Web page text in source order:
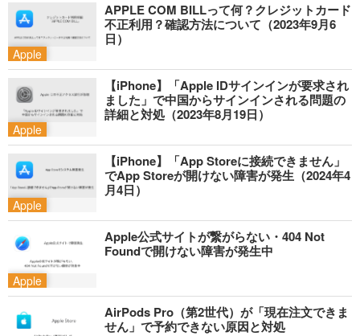
Apple
APPLE COM BILLって何？クレジットカード
不正利用？確認方法について（2023年9月6
日）
Apple
【iPhone】「Apple IDサインインが要求され
ました」で中国からサインインされる問題の
詳細と対処（2023年8月19日）
Apple
【iPhone】「App Storeに接続できません」
でApp Storeが開けない障害が発生（2024年4
月4日）
Apple
Apple公式サイトが繋がらない・404 Not
Foundで開けない障害が発生中
AirPods Pro（第2世代）が「現在注文できま
せん」で予約できない原因と対処